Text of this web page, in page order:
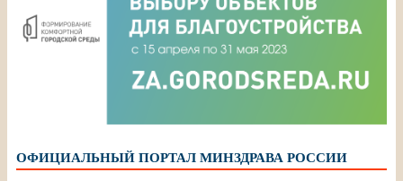
ОФИЦИАЛЬНЫЙ ПОРТАЛ МИНЗДРАВА РОССИИ